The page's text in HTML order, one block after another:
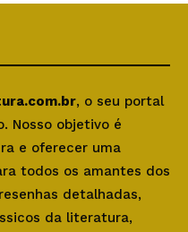
, o seu portal
Nosso objetivo é
e oferecer uma
todos os amantes dos
detalhadas,
da literatura,